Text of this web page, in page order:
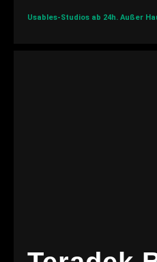
Usables-Studios ab 24h. Außer